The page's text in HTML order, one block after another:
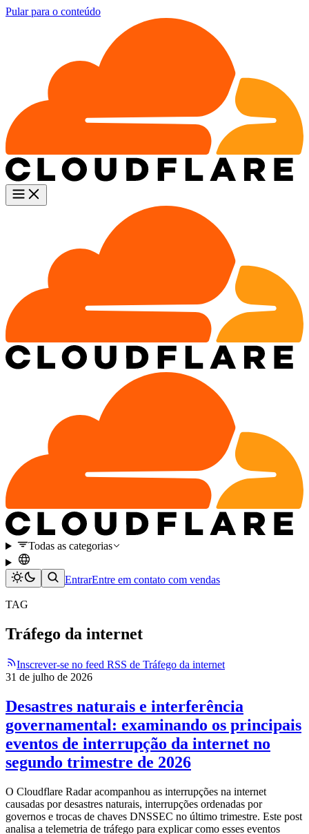
Pular para o conteúdo
Todas as categorias
EntrarEntre em contato com vendas
TAG
Tráfego da internet
Inscrever-se no feed RSS de Tráfego da internet
31 de julho de 2026
Desastres naturais e interferência
governamental: examinando os principais
eventos de interrupção da internet no
segundo trimestre de 2026
O Cloudflare Radar acompanhou as interrupções na internet
causadas por desastres naturais, interrupções ordenadas por
governos e trocas de chaves DNSSEC no último trimestre. Este post
analisa a telemetria de tráfego para explicar como esses eventos